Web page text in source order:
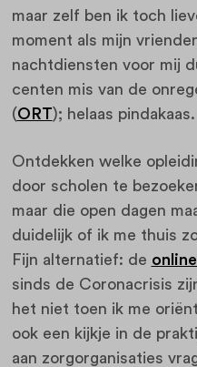
maar zelf ben ik toch
moment als mijn
nachtdiensten voor mij
centen mis van de
(ORT); helaas pindakaas.
Ontdekken welke
door scholen te
maar die open dagen
duidelijk of ik me thuis
Fijn alternatief: de
sinds de Coronacrisis
het niet toen ik me
ook een kijkje in de
aan zorgorganisaties